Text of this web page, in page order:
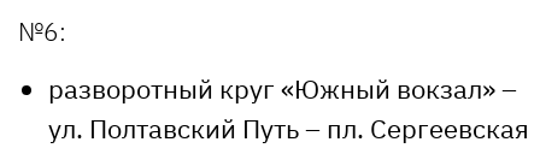
№6:
разворотный круг «Южный вокзал» –
ул. Полтавский Путь – пл. Сергеевская